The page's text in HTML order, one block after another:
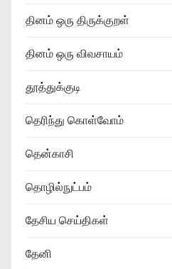
தினம் ஒரு திருக்குறள்
தினம் ஒரு விவசாயம்
தூத்துக்குடி
தெரிந்து கொள்வோம்
தென்காசி
தொழில்நுட்பம்
தேசிய செய்திகள்
தேனி